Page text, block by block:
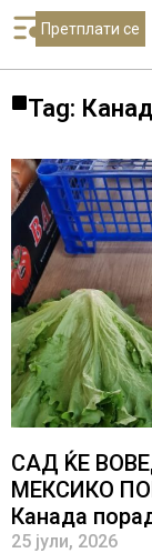
Претплати се
Tag:
САД ЌЕ
МЕКСИКО
Канада
25 јули, 2026